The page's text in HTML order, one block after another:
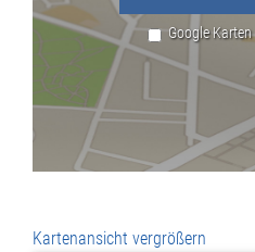
Google
Kartenansicht vergrößern